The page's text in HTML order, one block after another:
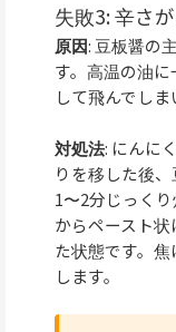
失敗3: 辛さ
原因: 豆板醤の
す。高温の油
して飛んでしま
対処法: にんに
りを移した後
1〜2分じっく
からペースト
た状態です。
します。